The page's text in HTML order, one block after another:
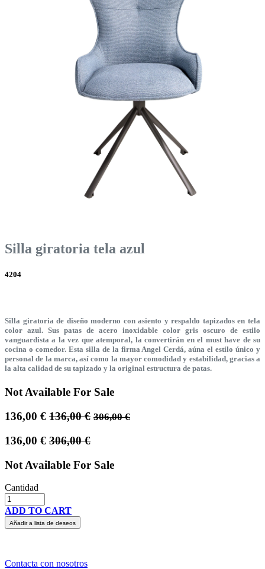
Silla giratoria tela azul
4204
Silla giratoria de diseño moderno con asiento y respaldo tapizados en tela
color azul. Sus patas de acero inoxidable color gris oscuro de estilo
vanguardista a la vez que atemporal, la convertirán en el must have de su
cocina o comedor. Esta silla de la firma Angel Cerdá, aúna el estilo único y
personal de la marca, así como la mayor comodidad y estabilidad, gracias a
la alta calidad de su tapizado y la original estructura de patas.
Not Available For Sale
136,00 € 136,00€ 306,00€
136,00 € 306,00€
Not Available For Sale
Cantidad
ADD TO CART
Añadir a lista de deseos
Contacta con nosotros